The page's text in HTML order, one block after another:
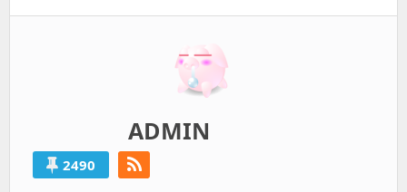
ADMIN
2490